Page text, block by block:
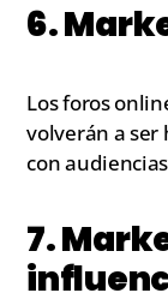
6.
Los foros
volverán a ser
con
7.